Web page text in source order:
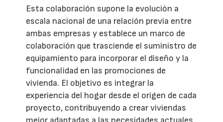
Esta colaboración supone la evolución a
escala nacional de una relación previa entre
ambas empresas y establece un marco de
colaboración que trasciende el suministro de
equipamiento para incorporar el diseño y la
funcionalidad en las promociones de
vivienda. El objetivo es integrar la
experiencia del hogar desde el origen de cada
proyecto, contribuyendo a crear viviendas